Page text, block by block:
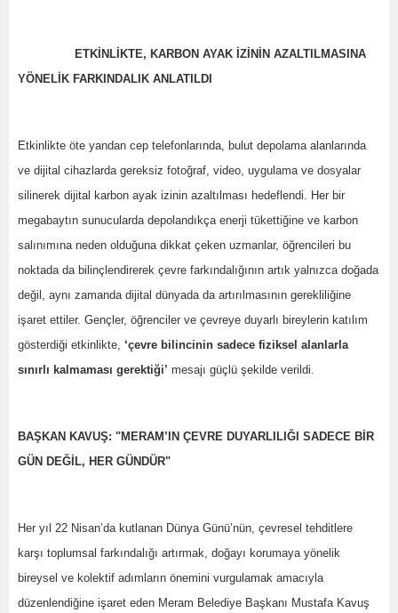
ETKİNLİKTE, KARBON AYAK İZİNİN AZALTILMASINA
YÖNELİK FARKINDALIK ANLATILDI
Etkinlikte öte yandan cep telefonlarında, bulut depolama alanlarında
ve dijital cihazlarda gereksiz fotoğraf, video, uygulama ve dosyalar
silinerek dijital karbon ayak izinin azaltılması hedeflendi. Her bir
megabaytın sunucularda depolandıkça enerji tükettiğine ve karbon
salınımına neden olduğuna dikkat çeken uzmanlar, öğrencileri bu
noktada da bilinçlendirerek çevre farkındalığının artık yalnızca doğada
değil, aynı zamanda dijital dünyada da artırılmasının gerekliliğine
işaret ettiler. Gençler, öğrenciler ve çevreye duyarlı bireylerin katılım
gösterdiği etkinlikte, ‘çevre bilincinin sadece fiziksel alanlarla
sınırlı kalmaması gerektiği’ mesajı güçlü şekilde verildi.
BAŞKAN KAVUŞ: "MERAM’IN ÇEVRE DUYARLILIĞI SADECE BİR
GÜN DEĞİL, HER GÜNDÜR"
Her yıl 22 Nisan’da kutlanan Dünya Günü’nün, çevresel tehditlere
karşı toplumsal farkındalığı artırmak, doğayı korumaya yönelik
bireysel ve kolektif adımların önemini vurgulamak amacıyla
düzenlendiğine işaret eden Meram Belediye Başkanı Mustafa Kavuş